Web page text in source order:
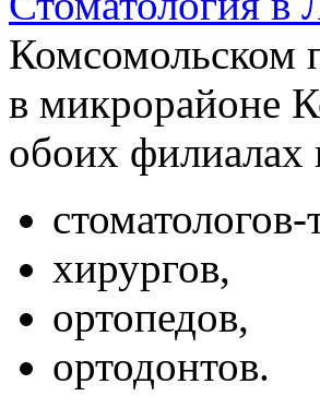
Комсомольском
в микрорайоне
обоих филиалах
стоматологов-
хирургов,
ортопедов,
ортодонтов.